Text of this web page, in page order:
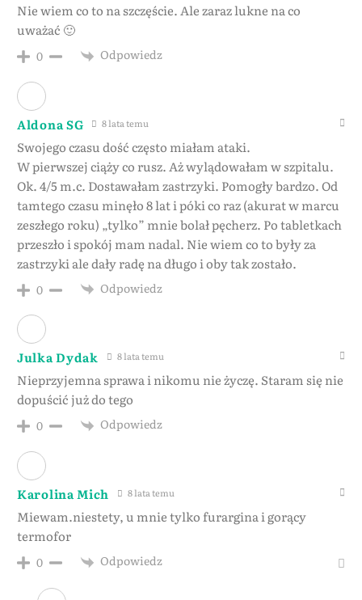
Nie wiem co to na szczęście. Ale zaraz lukne na co
uważać 🙂
0 Odpowiedz
Aldona SG 8 lata temu
Swojego czasu dość często miałam ataki.
W pierwszej ciąży co rusz. Aż wylądowałam w szpitalu.
Ok. 4/5 m.c. Dostawałam zastrzyki. Pomogły bardzo. Od
tamtego czasu minęło 8 lat i póki co raz (akurat w marcu
zeszłego roku) „tylko” mnie bolał pęcherz. Po tabletkach
przeszło i spokój mam nadal. Nie wiem co to były za
zastrzyki ale dały radę na długo i oby tak zostało.
0 Odpowiedz
Julka Dydak 8 lata temu
Nieprzyjemna sprawa i nikomu nie życzę. Staram się nie
dopuścić już do tego
0 Odpowiedz
Karolina Mich 8 lata temu
Miewam.niestety, u mnie tylko furargina i gorący
termofor
0 Odpowiedz